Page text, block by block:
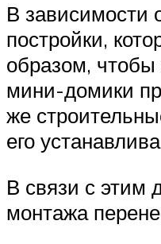
В зависимости
постройки,
образом,
мини-домики
же
его
В связи с этим
монтажа